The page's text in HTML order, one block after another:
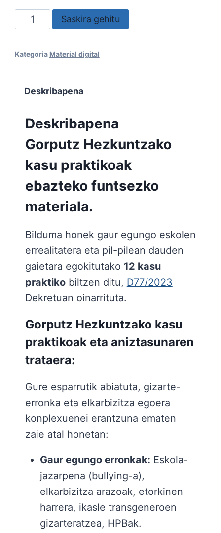
Gorputz
Hezkuntzako
Kasu
(D77/2023)-
Euskaraz
Saskira gehitu
Kategoria Material digital
Deskribapena
Deskribapena
Gorputz Hezkuntzako
kasu praktikoak
ebazteko funtsezko
materiala.
Bilduma honek gaur egungo eskolen
errealitatera eta pil-pilean dauden
gaietara egokitutako 12 kasu
praktikobiltzen ditu, D77/2023
Dekretuan oinarrituta.
Gorputz Hezkuntzako kasu
praktikoak eta aniztasunaren
trataera:
Gure esparrutik abiatuta, gizarte-
erronka eta elkarbizitza egoera
konplexuenei erantzuna ematen
zaie atal honetan:
Gaur egungo erronkak: Eskola-
jazarpena (bullying-a),
elkarbizitza arazoak, etorkinen
harrera, ikasle transgeneroen
gizarteratzea, HPBak.